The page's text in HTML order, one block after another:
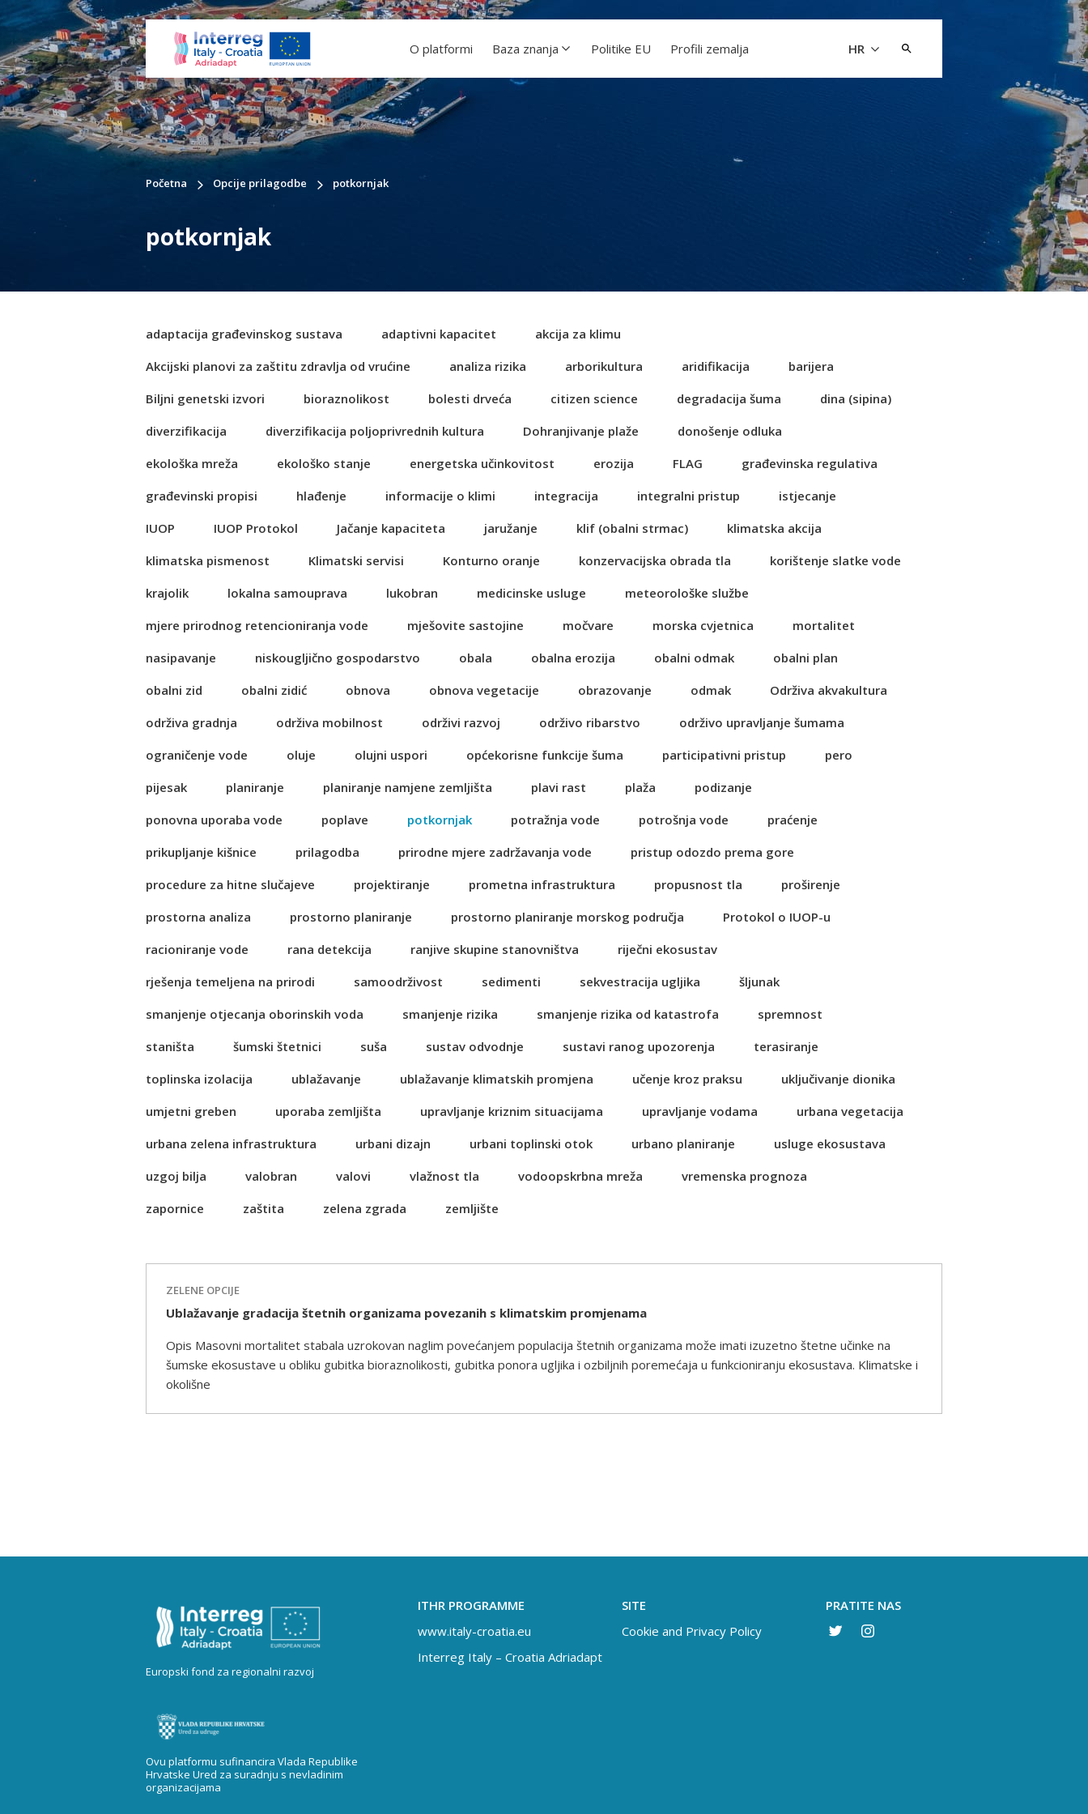
HR
O platformi Baza znanja Politike EU Profili zemalja
Početna Opcije prilagodbe potkornjak
potkornjak
adaptacija građevinskog sustava adaptivni kapacitet
akcija za klimu
Akcijski planovi za zaštitu zdravlja od vrućine
analiza rizika arborikultura aridifikacija
barijera
Biljni genetski izvori
bioraznolikost bolesti drveća citizen science degradacija šuma
dina (sipina)
diverzifikacija
diverzifikacija poljoprivrednih kultura Dohranjivanje plaže
donošenje odluka
ekološka mreža
ekološko stanje energetska učinkovitost erozija FLAG
građevinska regulativa
građevinski propisi
hlađenje informacije o klimi integracija integralni pristup
istjecanje
IUOP
IUOP Protokol Jačanje kapaciteta jaružanje klif (obalni strmac)
klimatska akcija
klimatska pismenost
Klimatski servisi Konturno oranje konzervacijska obrada tla
korištenje slatke vode
krajolik
lokalna samouprava lukobran medicinske usluge
meteorološke službe
mjere prirodnog retencioniranja vode
mješovite sastojine močvare morska cvjetnica
mortalitet
nasipavanje
niskougljično gospodarstvo obala obalna erozija obalni odmak
obalni plan
obalni zid
obalni zidić obnova obnova vegetacije obrazovanje odmak
Održiva akvakultura
održiva gradnja
održiva mobilnost održivi razvoj održivo ribarstvo
održivo upravljanje šumama
ograničenje vode
oluje olujni uspori općekorisne funkcije šuma participativni pristup
pero
pijesak
planiranje planiranje namjene zemljišta plavi rast plaža
podizanje
ponovna uporaba vode
poplave potkornjak potražnja vode potrošnja vode
praćenje
prikupljanje kišnice
prilagodba prirodne mjere zadržavanja vode
pristup odozdo prema gore
procedure za hitne slučajeve
projektiranje prometna infrastruktura propusnost tla
proširenje
prostorna analiza
prostorno planiranje prostorno planiranje morskog područja
Protokol o IUOP-u
racioniranje vode
rana detekcija ranjive skupine stanovništva
riječni ekosustav
rješenja temeljena na prirodi
samoodrživost sedimenti sekvestracija ugljika
šljunak
smanjenje otjecanja oborinskih voda
smanjenje rizika smanjenje rizika od katastrofa
spremnost
staništa
šumski štetnici suša sustav odvodnje sustavi ranog upozorenja
terasiranje
toplinska izolacija
ublažavanje ublažavanje klimatskih promjena učenje kroz praksu
uključivanje dionika
umjetni greben
uporaba zemljišta upravljanje kriznim situacijama upravljanje vodama
urbana vegetacija
urbana zelena infrastruktura
urbani dizajn urbani toplinski otok urbano planiranje
usluge ekosustava
uzgoj bilja
valobran valovi vlažnost tla vodoopskrbna mreža
vremenska prognoza
zapornice
zaštita zelena zgrada zemljište
ZELENE OPCIJE
Ublažavanje gradacija štetnih organizama povezanih s klimatskim promjenama
Opis Masovni mortalitet stabala uzrokovan naglim povećanjem populacija štetnih organizama može imati izuzetno štetne učinke na
šumske ekosustave u obliku gubitka bioraznolikosti, gubitka ponora ugljika i ozbiljnih poremećaja u funkcioniranju ekosustava. Klimatske i
okolišne
Europski fond za regionalni razvoj
Ovu platformu sufinancira Vlada Republike
Hrvatske Ured za suradnju s nevladinim
organizacijama
ITHR PROGRAMME
www.italy-croatia.eu
Interreg Italy – Croatia Adriadapt
SITE
Cookie and Privacy Policy
PRATITE NAS